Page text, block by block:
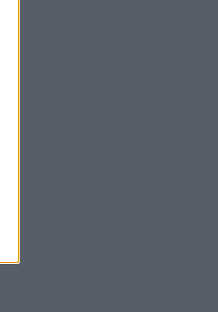
Ρόδος: Έσπασε ο κάβος και τραυμάτισε